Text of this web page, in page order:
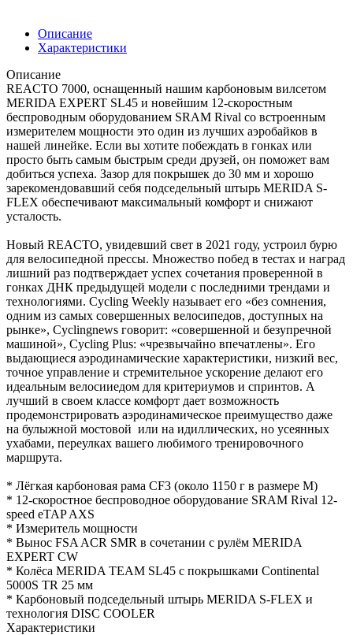
Описание
Характеристики
Описание
REACTO 7000, оснащенный нашим карбоновым вилсетом
MERIDA EXPERT SL45 и новейшим 12-скоростным
беспроводным оборудованием SRAM Rival со встроенным
измерителем мощности это один из лучших аэробайков в
нашей линейке. Если вы хотите побеждать в гонках или
просто быть самым быстрым среди друзей, он поможет вам
добиться успеха. Зазор для покрышек до 30 мм и хорошо
зарекомендовавший себя подседельный штырь MERIDA S-
FLEX обеспечивают максимальный комфорт и снижают
усталость.
Новый REACTO, увидевший свет в 2021 году, устроил бурю
для велосипедной прессы. Множество побед в тестах и наград
лишний раз подтверждает успех сочетания проверенной в
гонках ДНК предыдущей модели с последними трендами и
технологиями. Cycling Weekly называет его «без сомнения,
одним из самых совершенных велосипедов, доступных на
рынке», Cyclingnews говорит: «совершенной и безупречной
машиной», Cycling Plus: «чрезвычайно впечатлены». Его
выдающиеся аэродинамические характеристики, низкий вес,
точное управление и стремительное ускорение делают его
идеальным велосииедом для критериумов и спринтов. А
лучший в своем классе комфорт дает возможность
продемонстрировать аэродинамическое преимущество даже
на булыжной мостовой или на идиллических, но усеянных
ухабами, переулках вашего любимого тренировочного
маршрута.
* Лёгкая карбоновая рама CF3 (около 1150 г в размере М)
* 12-скоростное беспроводное оборудование SRAM Rival 12-
speed eTAP AXS
* Измеритель мощности
* Вынос FSA ACR SMR в сочетании с рулём MERIDA
EXPERT CW
* Колёса MERIDA TEAM SL45 с покрышками Continental
5000S TR 25 мм
* Карбоновый подседельный штырь MERIDA S-FLEX и
технология DISC COOLER
Характеристики